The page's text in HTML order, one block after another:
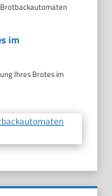
im
Ihres Brotes im